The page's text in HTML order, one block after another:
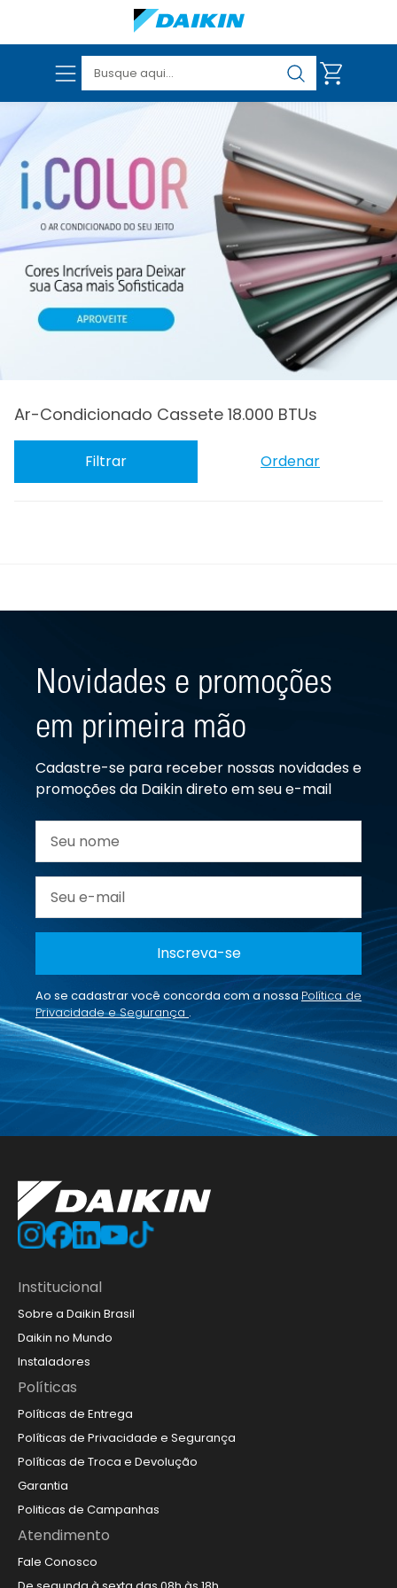
VER TODOS OS PRODUTOS
Ar-Condicionado Cassete 18.000 BTUs
Filtrar Ordenar
Novidades e promoções
em primeira mão
Cadastre-se para receber nossas novidades e
promoções da Daikin direto em seu e-mail
Inscreva-se
Ao se cadastrar você concorda com a nossaPolítica de
Privacidade e Segurança .
Institucional
Sobre a Daikin Brasil
Daikin no Mundo
Instaladores
Políticas
Políticas de Entrega
Políticas de Privacidade e Segurança
Políticas de Troca e Devolução
Garantia
Politicas de Campanhas
Atendimento
Fale Conosco